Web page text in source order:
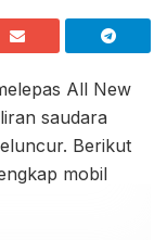
All New
saudara
Berikut
mobil